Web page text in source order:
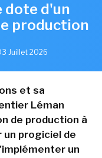
dote d'un
production
Juillet 2026
et sa
Léman
de production à
un progiciel de
un